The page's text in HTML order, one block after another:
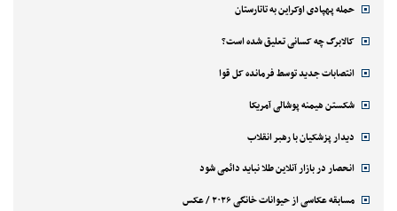
حمله پهپادی اوکراین به تاتارستان
کالابرگ چه کسانی تعلیق شده است؟
انتصابات جدید توسط فرمانده کل قوا
شکستن هیمنه پوشالی آمریکا
دیدار پزشکیان با رهبر انقلاب
انحصار در بازار آنلاین طلا نباید دائمی شود
مسابقه عکاسی از حیوانات خانگی ۲۰۲۶ / عکس